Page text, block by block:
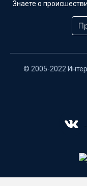
Знаете о
© 2005-2022